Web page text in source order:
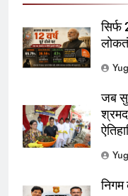
सिर्फ
जब
निगम